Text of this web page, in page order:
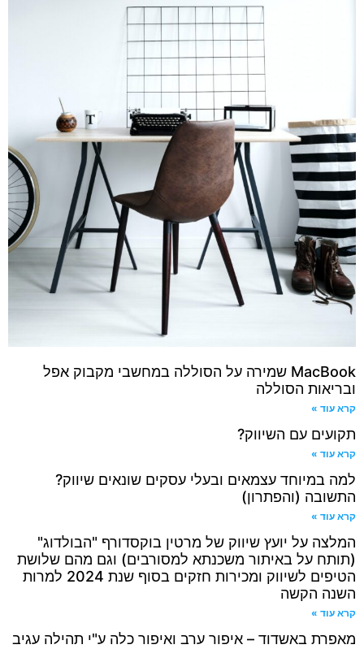
MacBook שמירה על הסוללה במחשבי מקבוק אפל
ובריאות הסוללה
קרא עוד »
תקועים עם השיווק?
קרא עוד »
למה במיוחד עצמאים ובעלי עסקים שונאים שיווק?
התשובה (והפתרון)
קרא עוד »
המלצה על יועץ שיווק של מרטין בוקסדורף "הבולדוג"
(תותח על באיתור משכנתא למסורבים) וגם מהם שלושת
הטיפים לשיווק ומכירות ​חזקים בסוף שנת 2024 למרות
השנה הקשה
קרא עוד »
מאפרת באשדוד – איפור ערב ואיפור כלה ע"י תהילה עגיב